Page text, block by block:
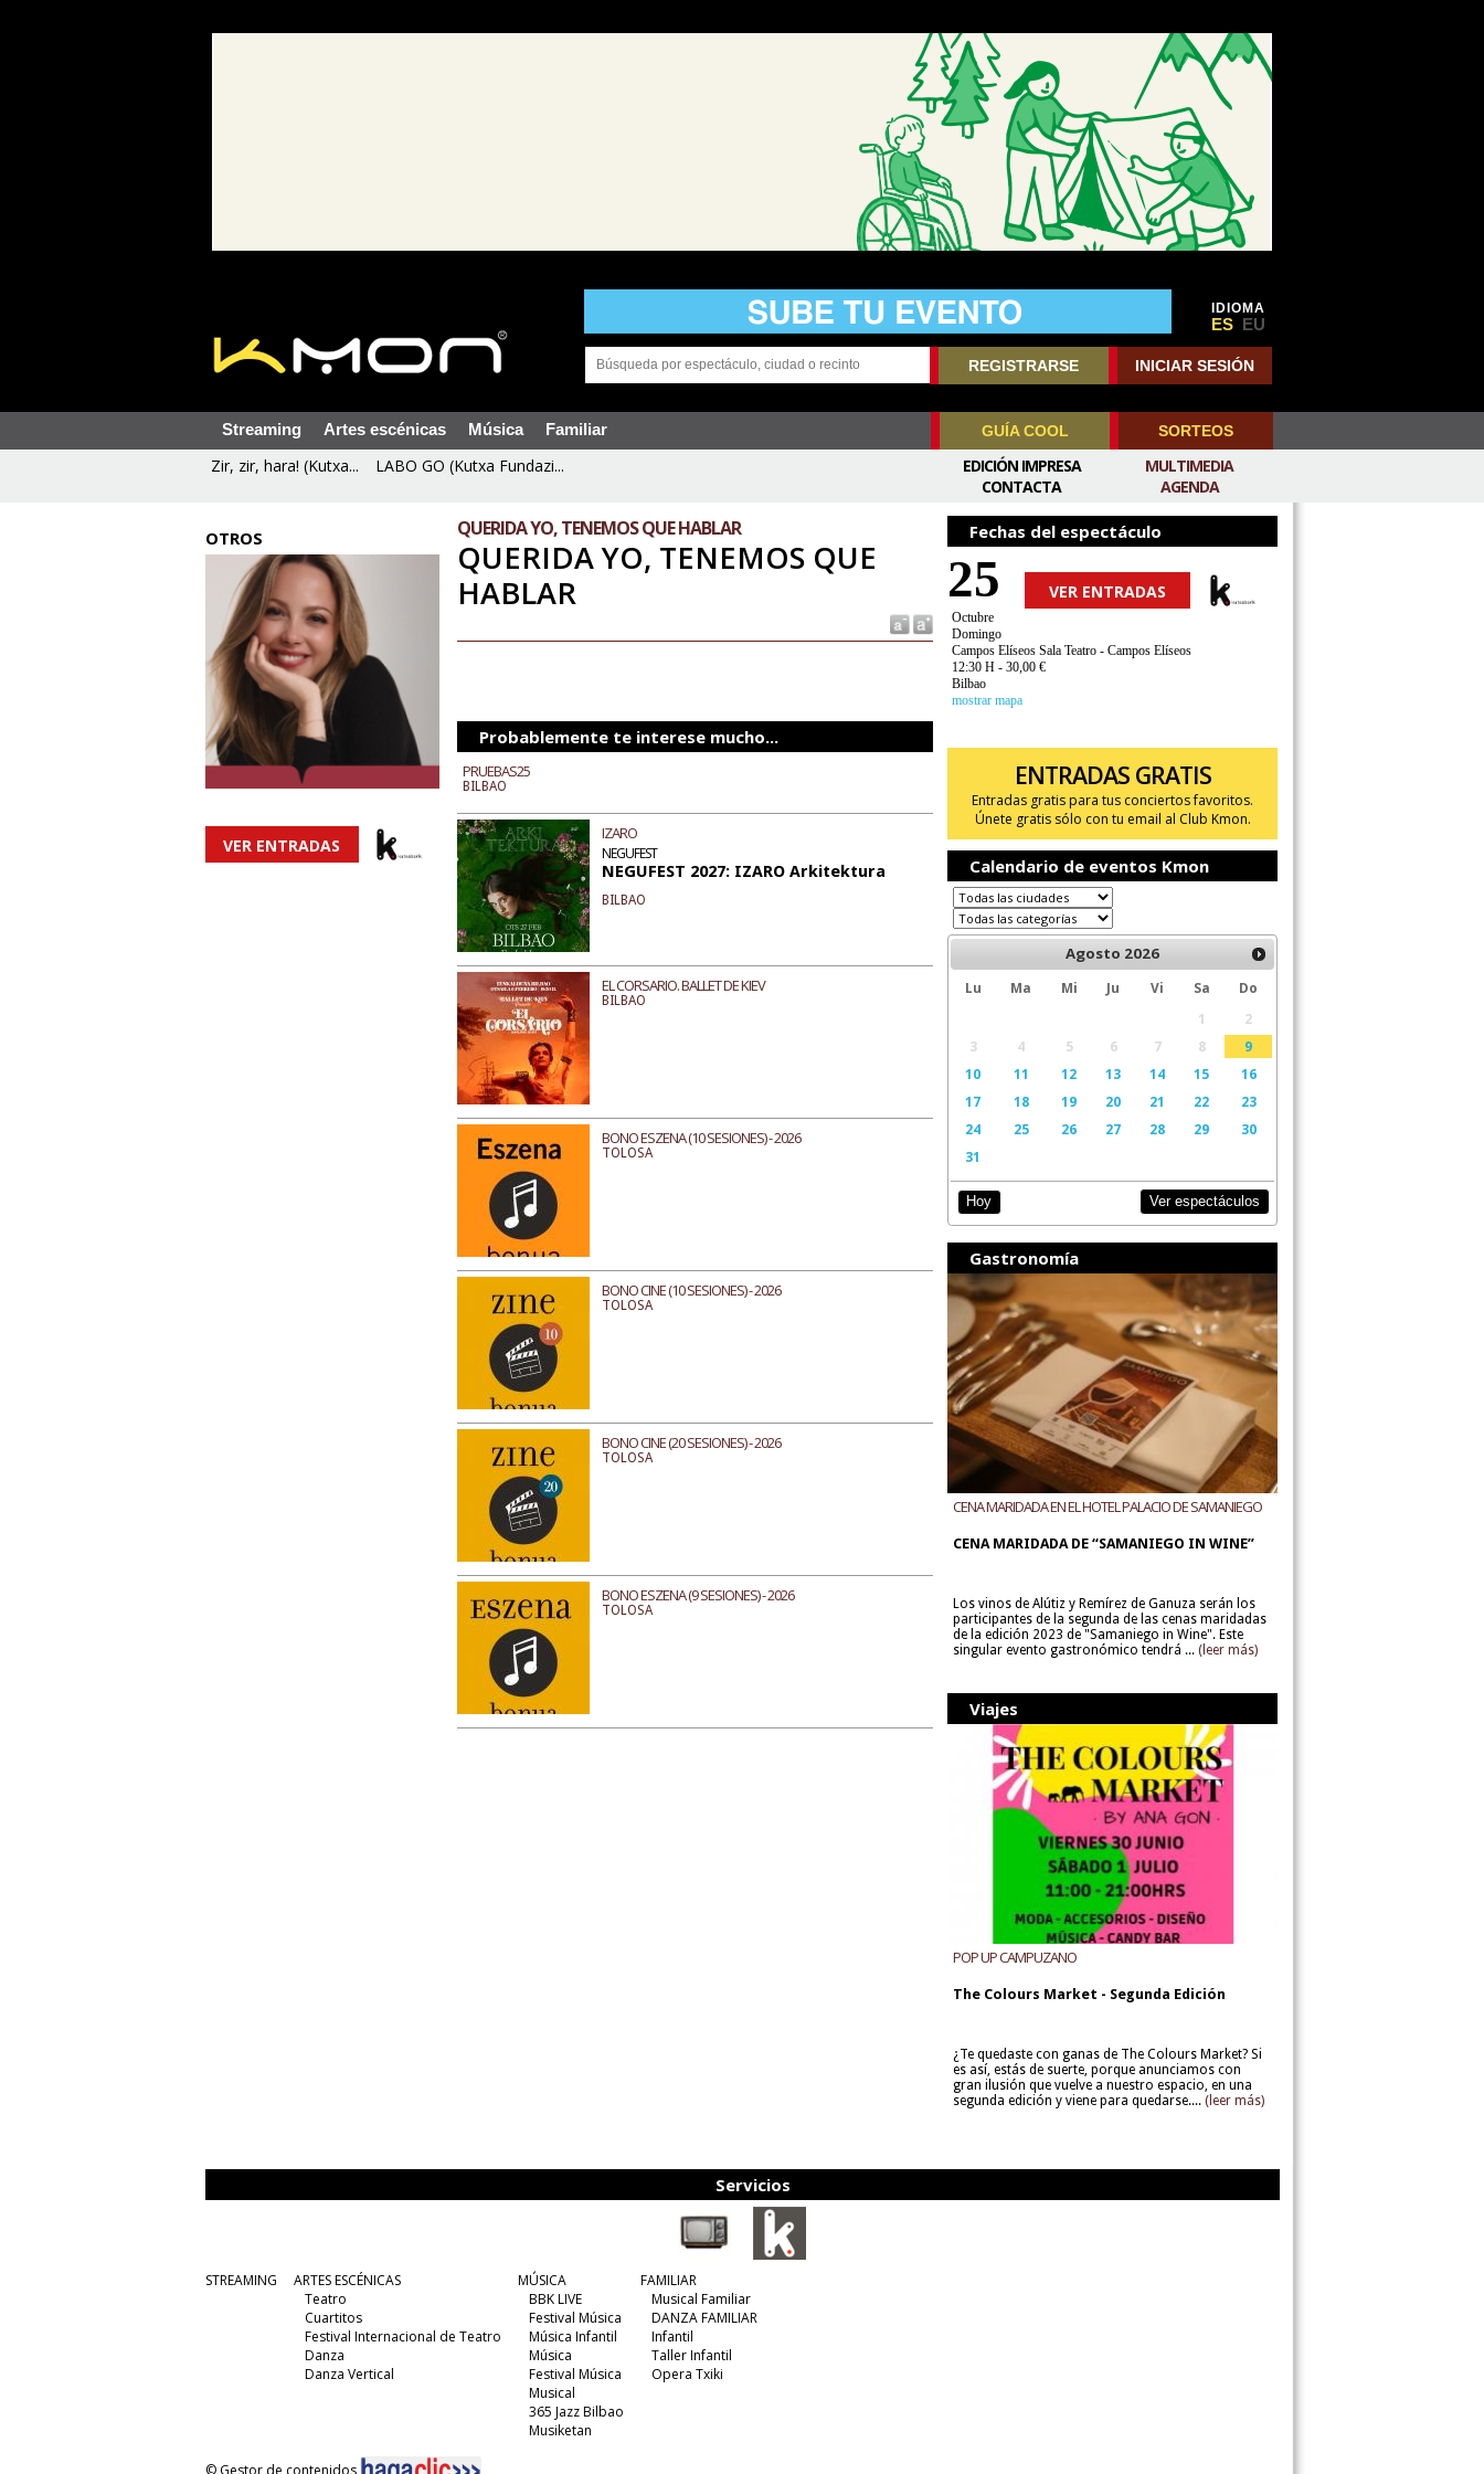
IDIOMA
ES EU
REGISTRARSE INICIAR SESIÓN
Streaming Artes escénicas Música Familiar GUÍA COOL SORTEOS
Zir, zir, hara! (Kutxa... LABO GO (Kutxa Fundazi...
MULTIMEDIA
AGENDA
EDICIÓN IMPRESA
CONTACTA
OTROS
VER ENTRADAS
QUERIDA YO, TENEMOS QUE HABLAR
QUERIDA YO, TENEMOS QUE
HABLAR
Probablemente te interese mucho...
PRUEBAS25
BILBAO
IZARO
NEGUFEST
NEGUFEST 2027: IZARO Arkitektura
BILBAO
EL CORSARIO. BALLET DE KIEV
BILBAO
BONO ESZENA (10 SESIONES) - 2026
TOLOSA
BONO CINE (10 SESIONES) - 2026
TOLOSA
BONO CINE (20 SESIONES) - 2026
TOLOSA
BONO ESZENA (9 SESIONES) - 2026
TOLOSA
Fechas del espectáculo
25 VER ENTRADAS
Octubre
Domingo
Campos Elíseos Sala Teatro - Campos Elíseos
12:30 H - 30,00 €
Bilbao
mostrar mapa
ENTRADAS GRATIS
Entradas gratis para tus conciertos favoritos.
Únete gratis sólo con tu email al Club Kmon.
Calendario de eventos Kmon
Agosto 2026
Lu Ma Mi Ju Vi Sa
Do
1
2
3
4 5 6 7 8
9
10
11 12 13 14 15
16
17
18 19 20 21 22
23
24
25 26 27 28 29
30
31
Hoy Ver espectáculos
Gastronomía
CENA MARIDADA EN EL HOTEL PALACIO DE SAMANIEGO
CENA MARIDADA DE “SAMANIEGO IN WINE”
Los vinos de Alútiz y Remírez de Ganuza serán los
participantes de la segunda de las cenas maridadas
de la edición 2023 de "Samaniego in Wine". Este
singular evento gastronómico tendrá ... (leer más)
Viajes
POP UP CAMPUZANO
The Colours Market - Segunda Edición
¿Te quedaste con ganas de The Colours Market? Si
es así, estás de suerte, porque anunciamos con
gran ilusión que vuelve a nuestro espacio, en una
segunda edición y viene para quedarse.... (leer más)
Servicios
STREAMING
ARTES ESCÉNICAS
Teatro
Cuartitos
Festival Internacional de Teatro
Danza
Danza Vertical
MÚSICA
BBK LIVE
Festival Música
Música Infantil
Música
Festival Música
Musical
365 Jazz Bilbao
Musiketan
FAMILIAR
Musical Familiar
DANZA FAMILIAR
Infantil
Taller Infantil
Opera Txiki